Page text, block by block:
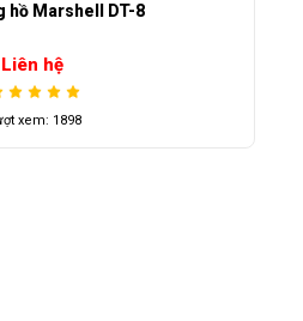
hồ Marshell DT-8
Liên hệ
xem: 1898